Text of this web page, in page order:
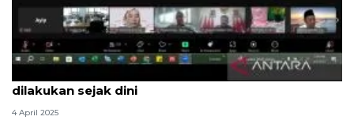
KSP: Antisipasi kebijakan tarif resiprokal AS
dilakukan sejak dini
4 April 2025